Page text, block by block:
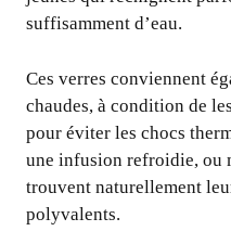
suffisamment d’eau.
Ces verres conviennent
chaudes, à condition de
pour éviter les chocs
une infusion refroidie, ou
trouvent naturellement
polyvalents.